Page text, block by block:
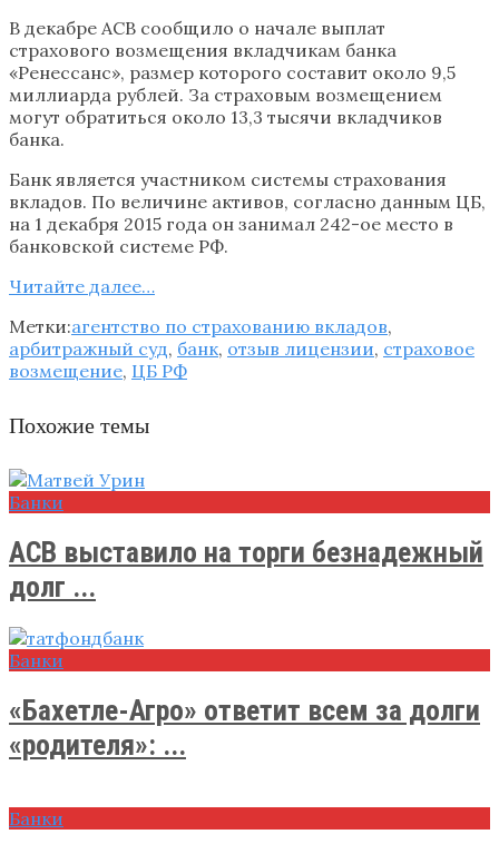
В декабре АСВ сообщило о начале выплат
страхового возмещения вкладчикам банка
«Ренессанс», размер которого составит около 9,5
миллиарда рублей. За страховым возмещением
могут обратиться около 13,3 тысячи вкладчиков
банка.
Банк является участником системы страхования
вкладов. По величине активов, согласно данным ЦБ,
на 1 декабря 2015 года он занимал 242-ое место в
банковской системе РФ.
Читайте далее…
Метки:агентство по страхованию вкладов,
арбитражный суд, банк, отзыв лицензии, страховое
возмещение, ЦБ РФ
Похожие темы
Банки
АСВ выставило на торги безнадежный
долг ...
Банки
«Бахетле-Агро» ответит всем за долги
«родителя»: ...
Банки